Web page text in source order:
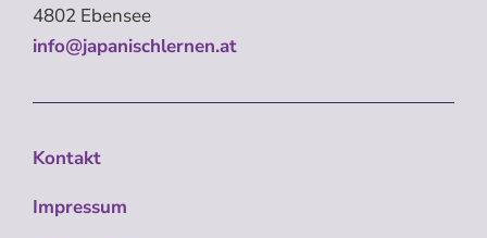
4802 Ebensee
info@japanischlernen.at
Kontakt
Impressum